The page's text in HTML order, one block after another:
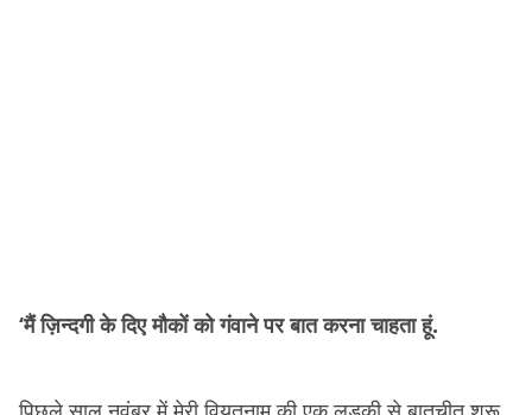
‘मैं ज़िन्दगी के दिए मौकों को गंवाने पर बात करना चाहता हूं.